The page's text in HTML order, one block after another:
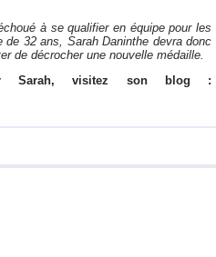
à se qualifier en équipe pour les
32 ans, Sarah Daninthe devra donc
de décrocher une nouvelle médaille.
Sarah, visitez son blog :